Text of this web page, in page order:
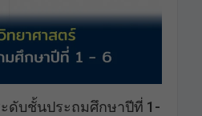
ดับชั้นประถมศึกษาปีที่ 1-